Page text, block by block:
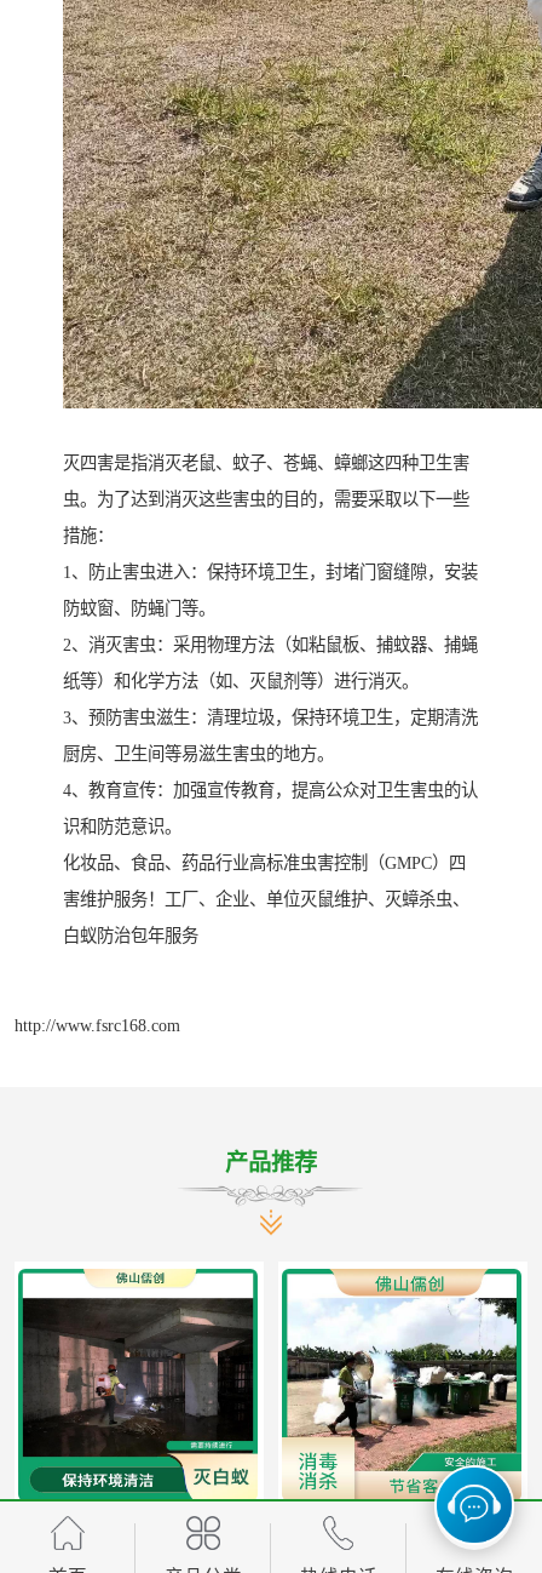
灭四害是指消灭老鼠、蚊子、苍蝇、蟑螂这四种卫生害
虫。为了达到消灭这些害虫的目的，需要采取以下一些
措施：
1、防止害虫进入：保持环境卫生，封堵门窗缝隙，安装
防蚊窗、防蝇门等。
2、消灭害虫：采用物理方法（如粘鼠板、捕蚊器、捕蝇
纸等）和化学方法（如、灭鼠剂等）进行消灭。
3、预防害虫滋生：清理垃圾，保持环境卫生，定期清洗
厨房、卫生间等易滋生害虫的地方。
4、教育宣传：加强宣传教育，提高公众对卫生害虫的认
识和防范意识。
化妆品、食品、药品行业高标准虫害控制（GMPC）四
害维护服务！工厂、企业、单位灭鼠维护、灭蟑杀虫、
白蚁防治包年服务
http://www.fsrc168.com
产品推荐
佛山市佛山白蚁防治 白蚁工程 可定期检查 均安镇杀虫消毒 灭跳蚤 根据现场情况定制中害方案